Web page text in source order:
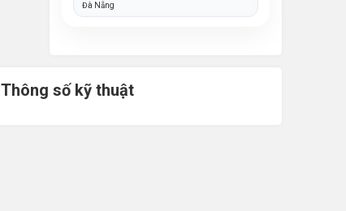
Đà Nẵng
Thông số kỹ thuật